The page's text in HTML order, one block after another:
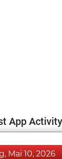
App Activity
Mai 10, 2026